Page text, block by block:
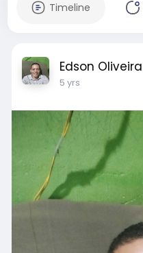
Timeline
Edson Oliveira
5 yrs